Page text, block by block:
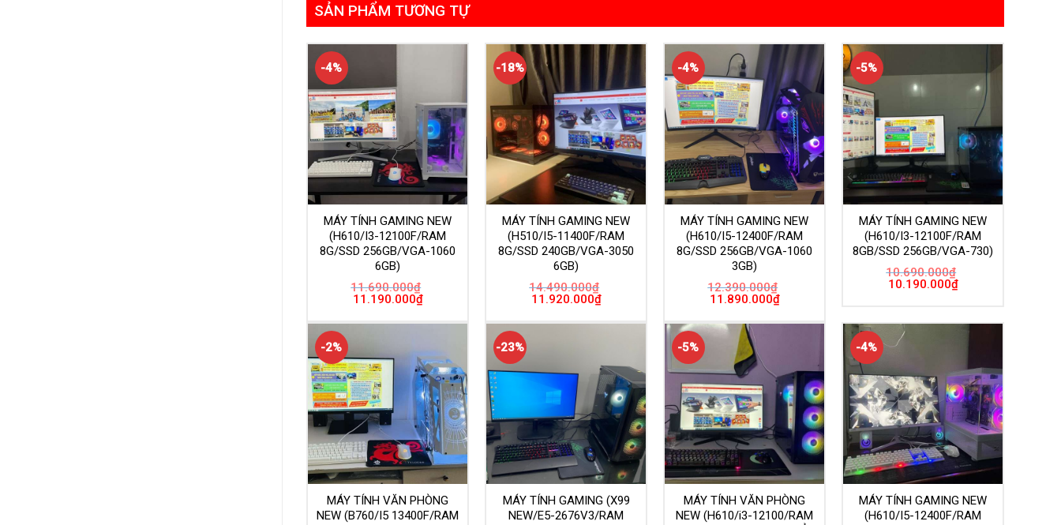
SẢN PHẨM TƯƠNG TỰ
-4%
MÁY TÍNH GAMING NEW
(H610/I3-12100F/RAM
8G/SSD 256GB/VGA-1060
6GB)
11.690.000₫
Giá
11.190.000₫Giá
hiện
-18%
MÁY TÍNH GAMING NEW
(H510/I5-11400F/RAM
8G/SSD 240GB/VGA-3050
6GB)
14.490.000₫
Giá
11.920.000₫Giá
hiện
-4%
MÁY TÍNH GAMING NEW
(H610/I5-12400F/RAM
8G/SSD 256GB/VGA-1060
3GB)
12.390.000₫
Giá
12.390.000₫.
11.890.000₫Giá
hiện
-5%
MÁY TÍNH GAMING NEW
(H610/I3-12100F/RAM
8GB/SSD 256GB/VGA-730)
10.690.000₫
Giá
10.190.000₫Giá
hiện
10.190.000₫.
-2%
MÁY TÍNH VĂN PHÒNG
NEW (B760/I5 13400F/RAM
-23%
MÁY TÍNH GAMING (X99
NEW/E5-2676V3/RAM
-5%
MÁY TÍNH VĂN PHÒNG
NEW (H610/i3-12100/RAM
-4%
MÁY TÍNH GAMING NEW
(H610/I5-12400F/RAM